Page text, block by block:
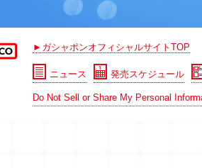
►ガシャポンオフィシャルサイトTOP
ニュース 発売スケジュール
Do Not Sell or Share My Personal